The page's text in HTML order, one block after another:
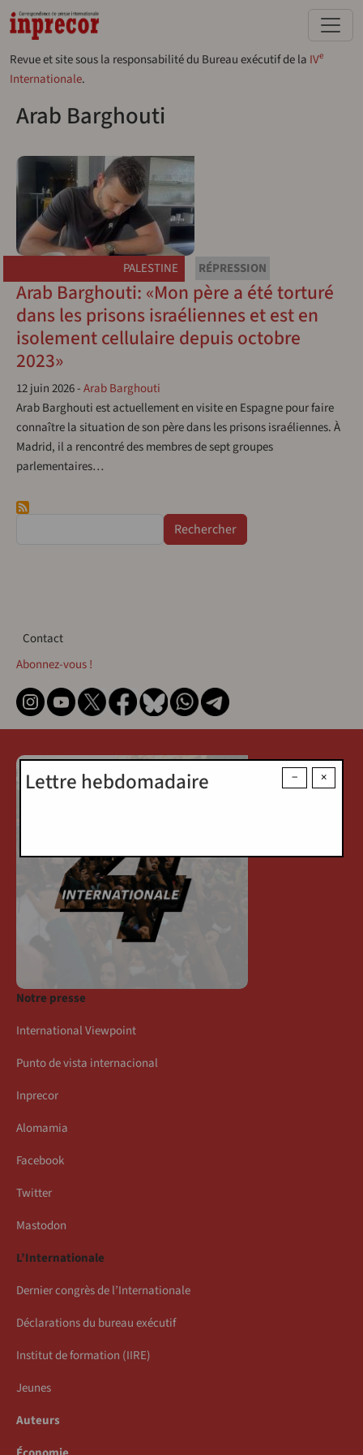
Aller au contenu principal
Revue et site sous la responsabilité du Bureau exécutif de la IVe
Internationale.
Arab Barghouti
PALESTINE RÉPRESSION
Arab Barghouti: «Mon père a été torturé
dans les prisons israéliennes et est en
isolement cellulaire depuis octobre
2023»
12 juin 2026-Arab Barghouti
Arab Barghouti est actuellement en visite en Espagne pour faire
connaître la situation de son père dans les prisons israéliennes. À
Madrid, il a rencontré des membres de sept groupes
parlementaires…
×
−
Lettre hebdomadaire
Contact
Contact
Abonnez-vous !
Notre presse
International Viewpoint
Punto de vista internacional
Inprecor
Alomamia
Facebook
Twitter
Mastodon
L’Internationale
Dernier congrès de l’Internationale
Déclarations du bureau exécutif
Institut de formation (IIRE)
Jeunes
Auteurs